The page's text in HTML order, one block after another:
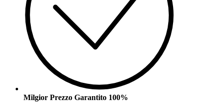
Milgior Prezzo Garantito 100%